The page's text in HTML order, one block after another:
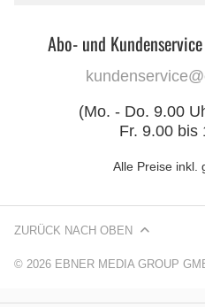
Abo- und
(Mo. - Do. 9.00
Fr. 9.00 bis
Alle Preise inkl.
© 2026 EBNER MEDIA GROUP
ZURÜCK NACH OBEN